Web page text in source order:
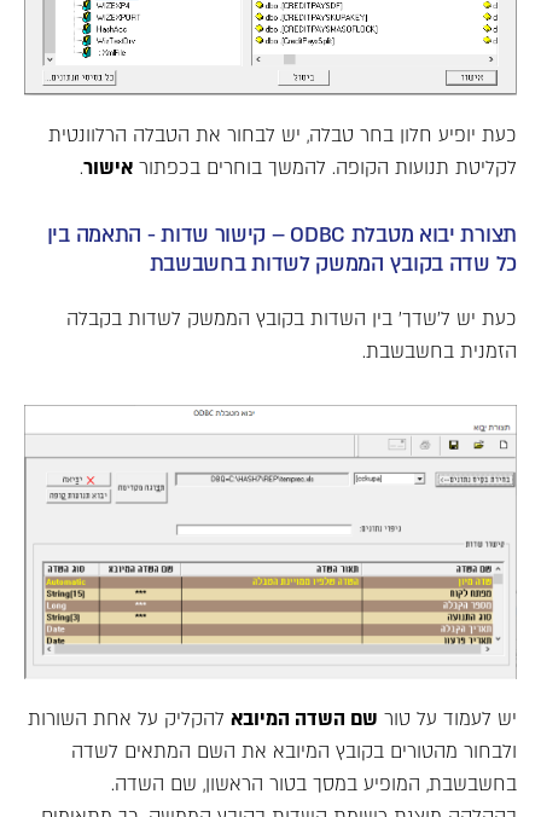
כעת יופיע חלון בחר טבלה, יש לבחור את הטבלה הרלוונטית
לקליטת תנועות הקופה. להמשך בוחרים בכפתור אישור.
תצורת יבוא מטבלת ODBC – קישור שדות - התאמה בין
כל שדה בקובץ הממשק לשדות בחשבשבת
כעת יש ל'שדך' בין השדות בקובץ הממשק לשדות בקבלה
הזמנית בחשבשבת.
יש לעמוד על טור שם השדה המיובא להקליק על אחת השורות
ולבחור מהטורים בקובץ המיובא את השם המתאים לשדה
בחשבשבת, המופיע במסך בטור הראשון, שם השדה.